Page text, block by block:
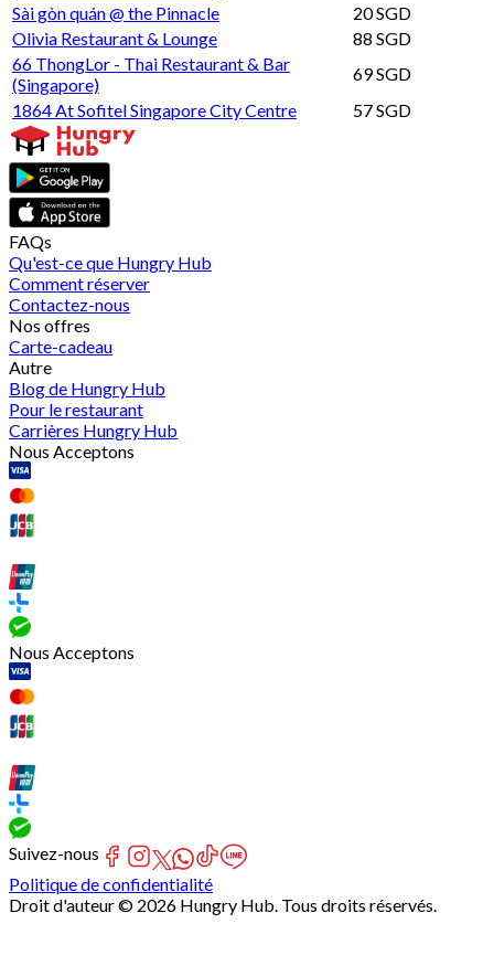
Sài gòn quán @ the Pinnacle
20 SGD
Olivia Restaurant & Lounge
88 SGD
66 ThongLor - Thai Restaurant & Bar
(Singapore)
69 SGD
1864 At Sofitel Singapore City Centre
57 SGD
FAQs
Qu'est-ce que Hungry Hub
Comment réserver
Contactez-nous
Nos offres
Carte-cadeau
Autre
Blog de Hungry Hub
Pour le restaurant
Carrières Hungry Hub
Nous Acceptons
Nous Acceptons
Suivez-nous
Politique de confidentialité
Droit d'auteur © 2026 Hungry Hub. Tous droits réservés.